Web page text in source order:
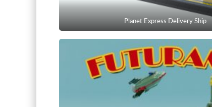
Planet Express Delivery Ship